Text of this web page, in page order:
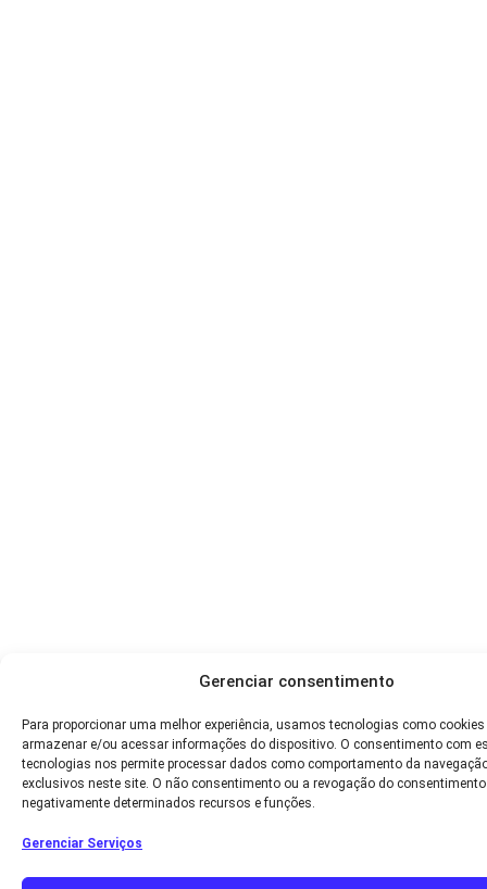
Gerenciar consentimento
Para proporcionar uma melhor experiência, usamos tecnologias como cookies
armazenar e/ou acessar informações do dispositivo. O consentimento com
tecnologias nos permite processar dados como comportamento da
exclusivos neste site. O não consentimento ou a revogação do
negativamente determinados recursos e funções.
Gerenciar Serviços